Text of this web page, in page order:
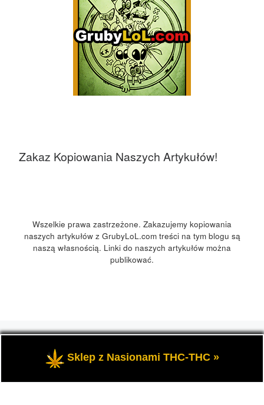
Zakaz Kopiowania Naszych Artykułów!
Wszelkie prawa zastrzeżone. Zakazujemy kopiowania
naszych artykułów z GrubyLoL.com treści na tym blogu są
naszą własnością. Linki do naszych artykułów można
publikować.
Przedstawia informacje o marihuanie, czyli cannabis blog,
kuchnia konopna i wiele innych.
Sklep z Nasionami THC-THC »